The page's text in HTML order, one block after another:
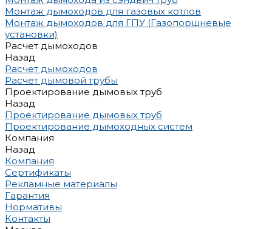
Монтаж дымоходов для газовых котлов
Монтаж дымоходов для ГПУ (Газопоршневые
установки)
Расчет дымоходов
Назад
Расчет дымоходов
Расчет дымовой трубы
Проектирование дымовых труб
Назад
Проектирование дымовых труб
Проектирование дымоходных систем
Компания
Назад
Компания
Сертификаты
Рекламные материалы
Гарантия
Нормативы
Контакты